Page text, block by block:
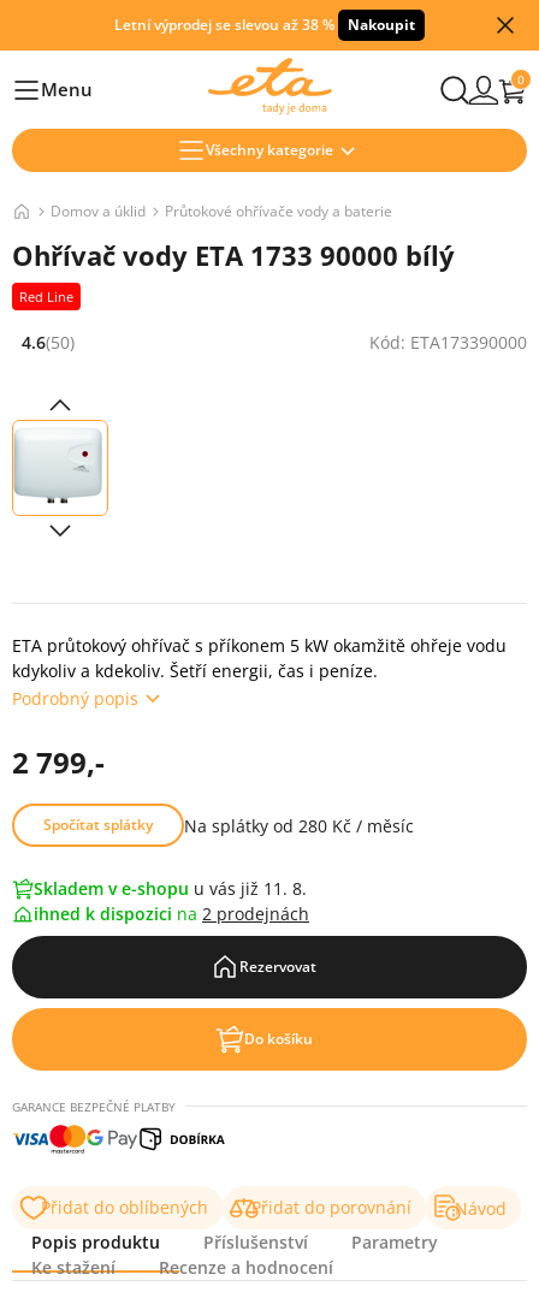
Letní výprodej se slevou až 38 % Nakoupit
HlavníMenu 0
Všechny kategorie
Domov a úklid Průtokové ohřívače vody a baterie
Ohřívač vody ETA 1733 90000 bílý
Red Line
Hodnocení: 4.6 z 5 (50 recenzí)
4.6(50) Kód: ETA173390000
ETA průtokový ohřívač s příkonem 5 kW okamžitě ohřeje vodu
kdykoliv a kdekoliv. Šetří energii, čas i peníze.
Podrobný popis
2 799,-
Spočítat splátky Na splátky od 280 Kč / měsíc
Skladem v e-shopu u vás již 11. 8.
ihned k dispozici na 2 prodejnách
Rezervovat
Do košíku
GARANCE BEZPEČNÉ PLATBY
Přidat do oblíbených Přidat do porovnání
Návod
Popis produktu
Příslušenství
Parametry
Ke stažení
Recenze a hodnocení